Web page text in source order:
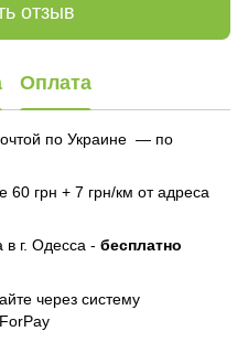
отзыв
Оплата
по Украине — по
60 грн + 7 грн/км от адреса
г. Одесса - бесплатно
через систему